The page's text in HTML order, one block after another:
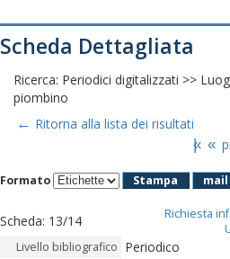
Scheda Dettagliata
Ricerca: Periodici digitalizzati >>
piombino
← Ritorna alla lista dei risultati
|« «
Formato Stampa mail
Scheda: 13/14 Richiesta
Livello bibliografico Periodico